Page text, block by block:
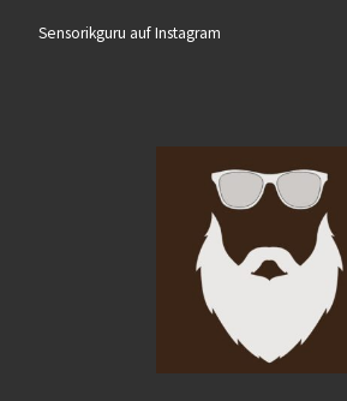
Sensorikguru auf Instagram